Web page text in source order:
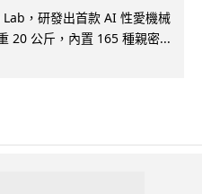
，研發出首款 AI 性愛機械
20 公斤，內置 165 種親密...